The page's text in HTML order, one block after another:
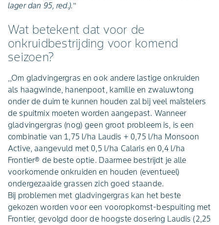
lager dan 95, red.).’’
Wat betekent dat voor de
onkruidbestrijding voor komend
seizoen?
,,Om gladvingergras en ook andere lastige onkruiden
als haagwinde, hanenpoot, kamille en zwaluwtong
onder de duim te kunnen houden zal bij veel maïstelers
de spuitmix moeten worden aangepast. Wanneer
gladvingergras (nog) geen groot probleem is, is een
combinatie van 1,75 l/ha Laudis + 0,75 l/ha Monsoon
Active, aangevuld met 0,5 l/ha Calaris en 0,4 l/ha
Frontier® de beste optie. Daarmee bestrijdt je alle
voorkomende onkruiden en houden (eventueel)
ondergezaaide grassen zich goed staande.
Bij problemen met gladvingergras kan het beste
gekozen worden voor een vooropkomst-bespuiting met
Frontier, gevolgd door de hoogste dosering Laudis (2,25